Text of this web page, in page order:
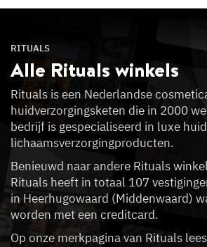
RITUALS
Alle Rituals winkels
Rituals is een Nederlandse
huidverzorgingsketen die in 2000
bedrijf is gespecialiseerd in luxe
lichaamsverzorgingproducten.
Benieuwd naar andere Rituals
Rituals heeft in totaal 107
in Heerhugowaard (Middenwaard)
worden met een creditcard.
Op onze merkpagina van Rituals